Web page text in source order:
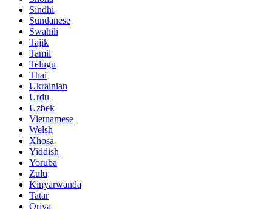
Sindhi
Sundanese
Swahili
Tajik
Tamil
Telugu
Thai
Ukrainian
Urdu
Uzbek
Vietnamese
Welsh
Xhosa
Yiddish
Yoruba
Zulu
Kinyarwanda
Tatar
Oriya